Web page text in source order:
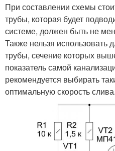
При составлении схемы
трубы, которая будет
системе, должен быть не
Также нельзя
трубы, сечение которых
показатель самой
рекомендуется выбирать
оптимальную скорость слива.